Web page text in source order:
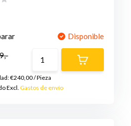
Disponible
€240,00/Pieza
Excl.Gastos de envío